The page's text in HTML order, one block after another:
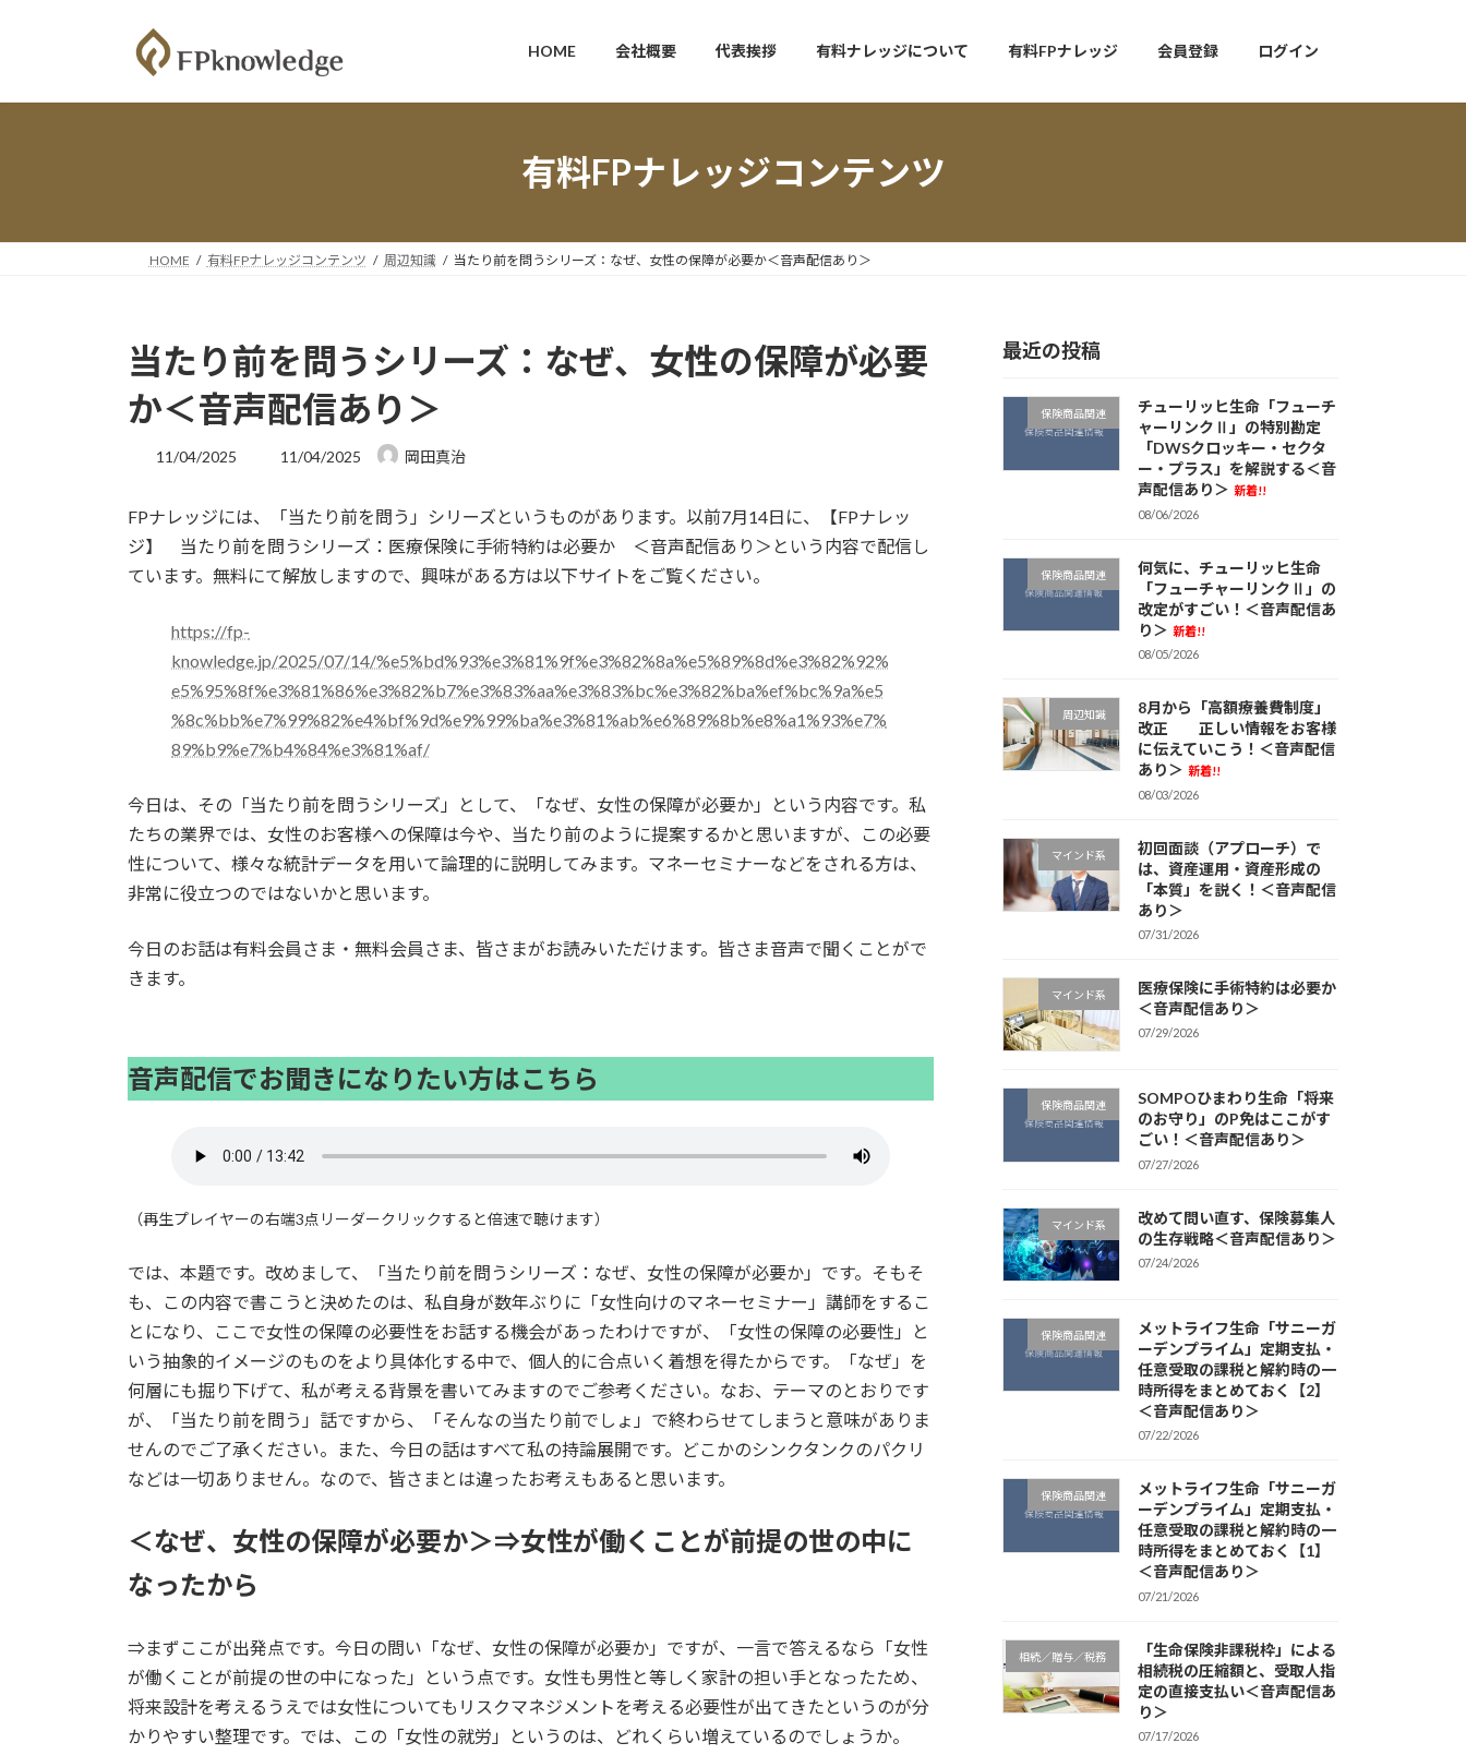
プ
動
HOME 会社概要 代表挨拶 有料ナレッジについて 有料FPナレッジ 会員登録 ログイン
有料FPナレッジコンテンツ
HOME 有料FPナレッジコンテンツ 周辺知識 当たり前を問うシリーズ：なぜ、女性の保障が必要か＜音声配信あり＞
当たり前を問うシリーズ：なぜ、女性の保障が必要
か＜音声配信あり＞
11/04/2025
最
新
日
:
11/04/2025 岡田真治
FPナレッジには、「当たり前を問う」シリーズというものがあります。以前7月14日に、【FPナレッ
ジ】 当たり前を問うシリーズ：医療保険に手術特約は必要か ＜音声配信あり＞という内容で配信し
ています。無料にて解放しますので、興味がある方は以下サイトをご覧ください。
https://fp-
knowledge.jp/2025/07/14/%e5%bd%93%e3%81%9f%e3%82%8a%e5%89%8d%e3%82%92%
e5%95%8f%e3%81%86%e3%82%b7%e3%83%aa%e3%83%bc%e3%82%ba%ef%bc%9a%e5
%8c%bb%e7%99%82%e4%bf%9d%e9%99%ba%e3%81%ab%e6%89%8b%e8%a1%93%e7%
89%b9%e7%b4%84%e3%81%af/
今日は、その「当たり前を問うシリーズ」として、「なぜ、女性の保障が必要か」という内容です。私
たちの業界では、女性のお客様への保障は今や、当たり前のように提案するかと思いますが、この必要
性について、様々な統計データを用いて論理的に説明してみます。マネーセミナーなどをされる方は、
非常に役立つのではないかと思います。
今日のお話は有料会員さま・無料会員さま、皆さまがお読みいただけます。皆さま音声で聞くことがで
きます。
音声配信でお聞きになりたい方はこちら
（再生プレイヤーの右端3点リーダークリックすると倍速で聴けます）
では、本題です。改めまして、「当たり前を問うシリーズ：なぜ、女性の保障が必要か」です。そもそ
も、この内容で書こうと決めたのは、私自身が数年ぶりに「女性向けのマネーセミナー」講師をするこ
とになり、ここで女性の保障の必要性をお話する機会があったわけですが、「女性の保障の必要性」と
いう抽象的イメージのものをより具体化する中で、個人的に合点いく着想を得たからです。「なぜ」を
何層にも掘り下げて、私が考える背景を書いてみますのでご参考ください。なお、テーマのとおりです
が、「当たり前を問う」話ですから、「そんなの当たり前でしょ」で終わらせてしまうと意味がありま
せんのでご了承ください。また、今日の話はすべて私の持論展開です。どこかのシンクタンクのパクリ
などは一切ありません。なので、皆さまとは違ったお考えもあると思います。
＜なぜ、女性の保障が必要か＞⇒女性が働くことが前提の世の中に
なったから
⇒まずここが出発点です。今日の問い「なぜ、女性の保障が必要か」ですが、一言で答えるなら「女性
が働くことが前提の世の中になった」という点です。女性も男性と等しく家計の担い手となったため、
将来設計を考えるうえでは女性についてもリスクマネジメントを考える必要性が出てきたというのが分
かりやすい整理です。では、この「女性の就労」というのは、どれくらい増えているのでしょうか。
最近の投稿
保険商品関連
チューリッヒ生命「フューチ
ャーリンクⅡ」の特別勘定
「DWSクロッキー・セクタ
ー・プラス」を解説する＜音
声配信あり＞ 新着!!
08/06/2026
保険商品関連
何気に、チューリッヒ生命
「フューチャーリンクⅡ」の
改定がすごい！＜音声配信あ
り＞ 新着!!
08/05/2026
周辺知識
8月から「高額療養費制度」
改正 正しい情報をお客様
に伝えていこう！＜音声配信
あり＞ 新着!!
08/03/2026
マインド系
初回面談（アプローチ）で
は、資産運用・資産形成の
「本質」を説く！＜音声配信
あり＞
07/31/2026
マインド系
医療保険に手術特約は必要か
＜音声配信あり＞
07/29/2026
保険商品関連
SOMPOひまわり生命「将来
のお守り」のP免はここがす
ごい！＜音声配信あり＞
07/27/2026
マインド系
改めて問い直す、保険募集人
の生存戦略＜音声配信あり＞
07/24/2026
保険商品関連
メットライフ生命「サニーガ
ーデンプライム」定期支払・
任意受取の課税と解約時の一
時所得をまとめておく【2】
＜音声配信あり＞
07/22/2026
保険商品関連
メットライフ生命「サニーガ
ーデンプライム」定期支払・
任意受取の課税と解約時の一
時所得をまとめておく【1】
＜音声配信あり＞
07/21/2026
相続／贈与／税務
「生命保険非課税枠」による
相続税の圧縮額と、受取人指
定の直接支払い＜音声配信あ
り＞
07/17/2026